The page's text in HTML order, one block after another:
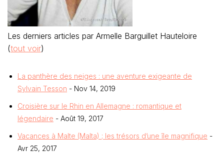
Les derniers articles par Armelle Barguillet Hauteloire
(tout voir)
La panthère des neiges : une aventure exigeante de
Sylvain Tesson - Nov 14, 2019
Croisière sur le Rhin en Allemagne : romantique et
légendaire - Août 19, 2017
Vacances à Malte (Malta) ; les trésors d’une île magnifique -
Avr 25, 2017